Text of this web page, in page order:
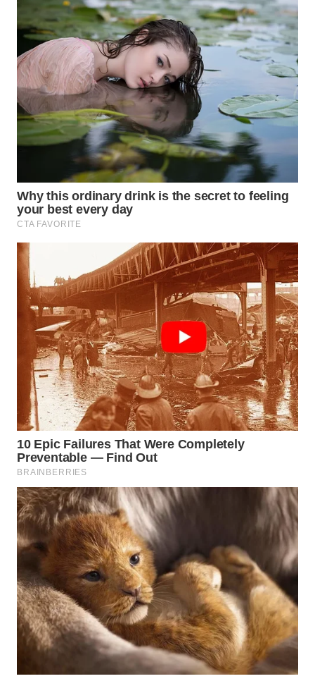
WN
SAMOSIR
WN
PADANG
WN
SUMEDANG
WN
CIANJUR
KEPULAUAN
SERIBU
WN
TANGERANG
WN
BINJAI
WN
CIREBON
WN
INDRAMAYU
WN
KUNINGAN
MAJALENGKA
WN
SUBANG